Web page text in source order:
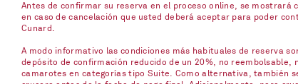
Antes de confirmar su reserva en el proceso online, se mostrará
en caso de cancelación que usted deberá aceptar para poder
Cunard.
A modo informativo las condiciones más habituales de reserva
depósito de confirmación reducido de un 20%, no
camarotes en categorías tipo Suite. Como alternativa, también